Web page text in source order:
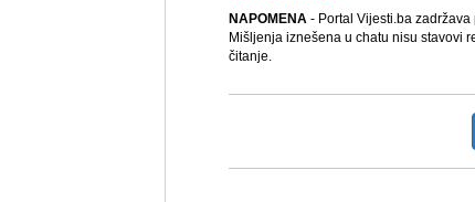
NAPOMENA- Portal Vijesti.ba
Mišljenja iznešena u chatu nisu stavovi
čitanje.